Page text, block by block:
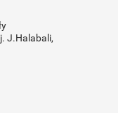
J.Halabali,